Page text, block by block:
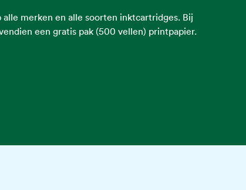
merken en alle soorten inktcartridges. Bij
een gratis pak (500 vellen) printpapier.